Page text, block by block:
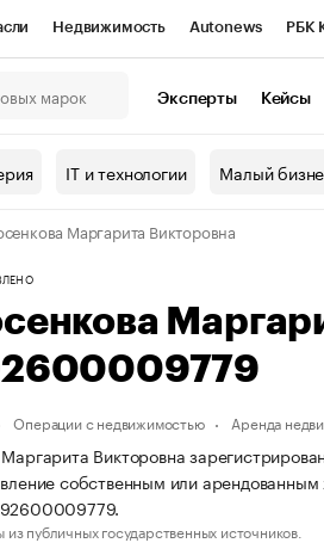
Недвижимость Autonews РБК
Проверка контрагентов
Эксперты Кейсы
IT и технологии Малый
Маргарита Викторовна
Операции с недвижимостью Аренда
Викторовна
собственным или
публичных государственных источников.